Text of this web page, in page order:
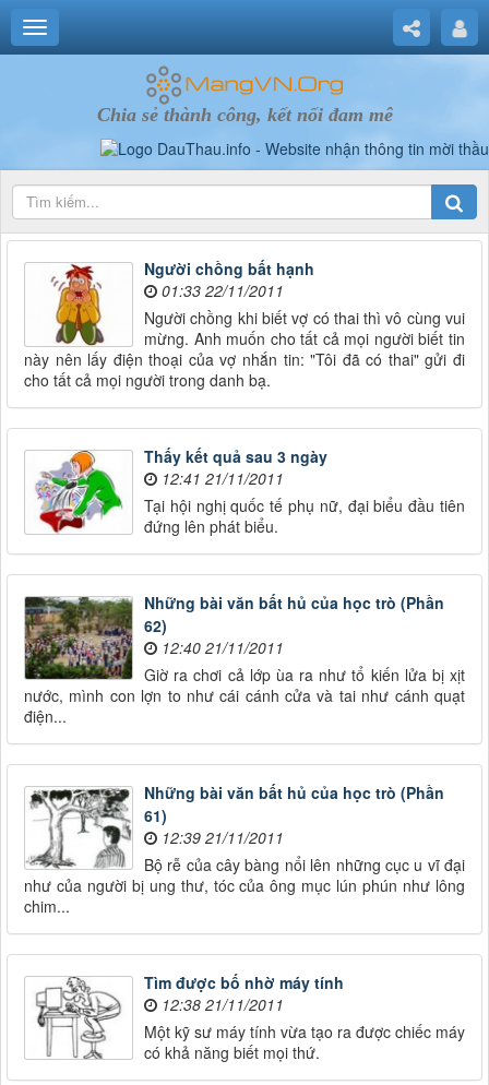
Chia sẻ thành công, kết nối đam mê
Người chồng bất hạnh
01:33 22/11/2011
Người chồng khi biết vợ có thai thì vô cùng vui
mừng. Anh muốn cho tất cả mọi người biết tin
này nên lấy điện thoại của vợ nhắn tin: "Tôi đã có thai" gửi đi
cho tất cả mọi người trong danh bạ.
Thấy kết quả sau 3 ngày
12:41 21/11/2011
Tại hội nghị quốc tế phụ nữ, đại biểu đầu tiên
đứng lên phát biểu.
Những bài văn bất hủ của học trò (Phần
62)
12:40 21/11/2011
Giờ ra chơi cả lớp ùa ra như tổ kiến lửa bị xịt
nước, mình con lợn to như cái cánh cửa và tai như cánh quạt
điện...
Những bài văn bất hủ của học trò (Phần
61)
12:39 21/11/2011
Bộ rễ của cây bàng nổi lên những cục u vĩ đại
như của người bị ung thư, tóc của ông mục lún phún như lông
chim...
Tìm được bố nhờ máy tính
12:38 21/11/2011
Một kỹ sư máy tính vừa tạo ra được chiếc máy
có khả năng biết mọi thứ.